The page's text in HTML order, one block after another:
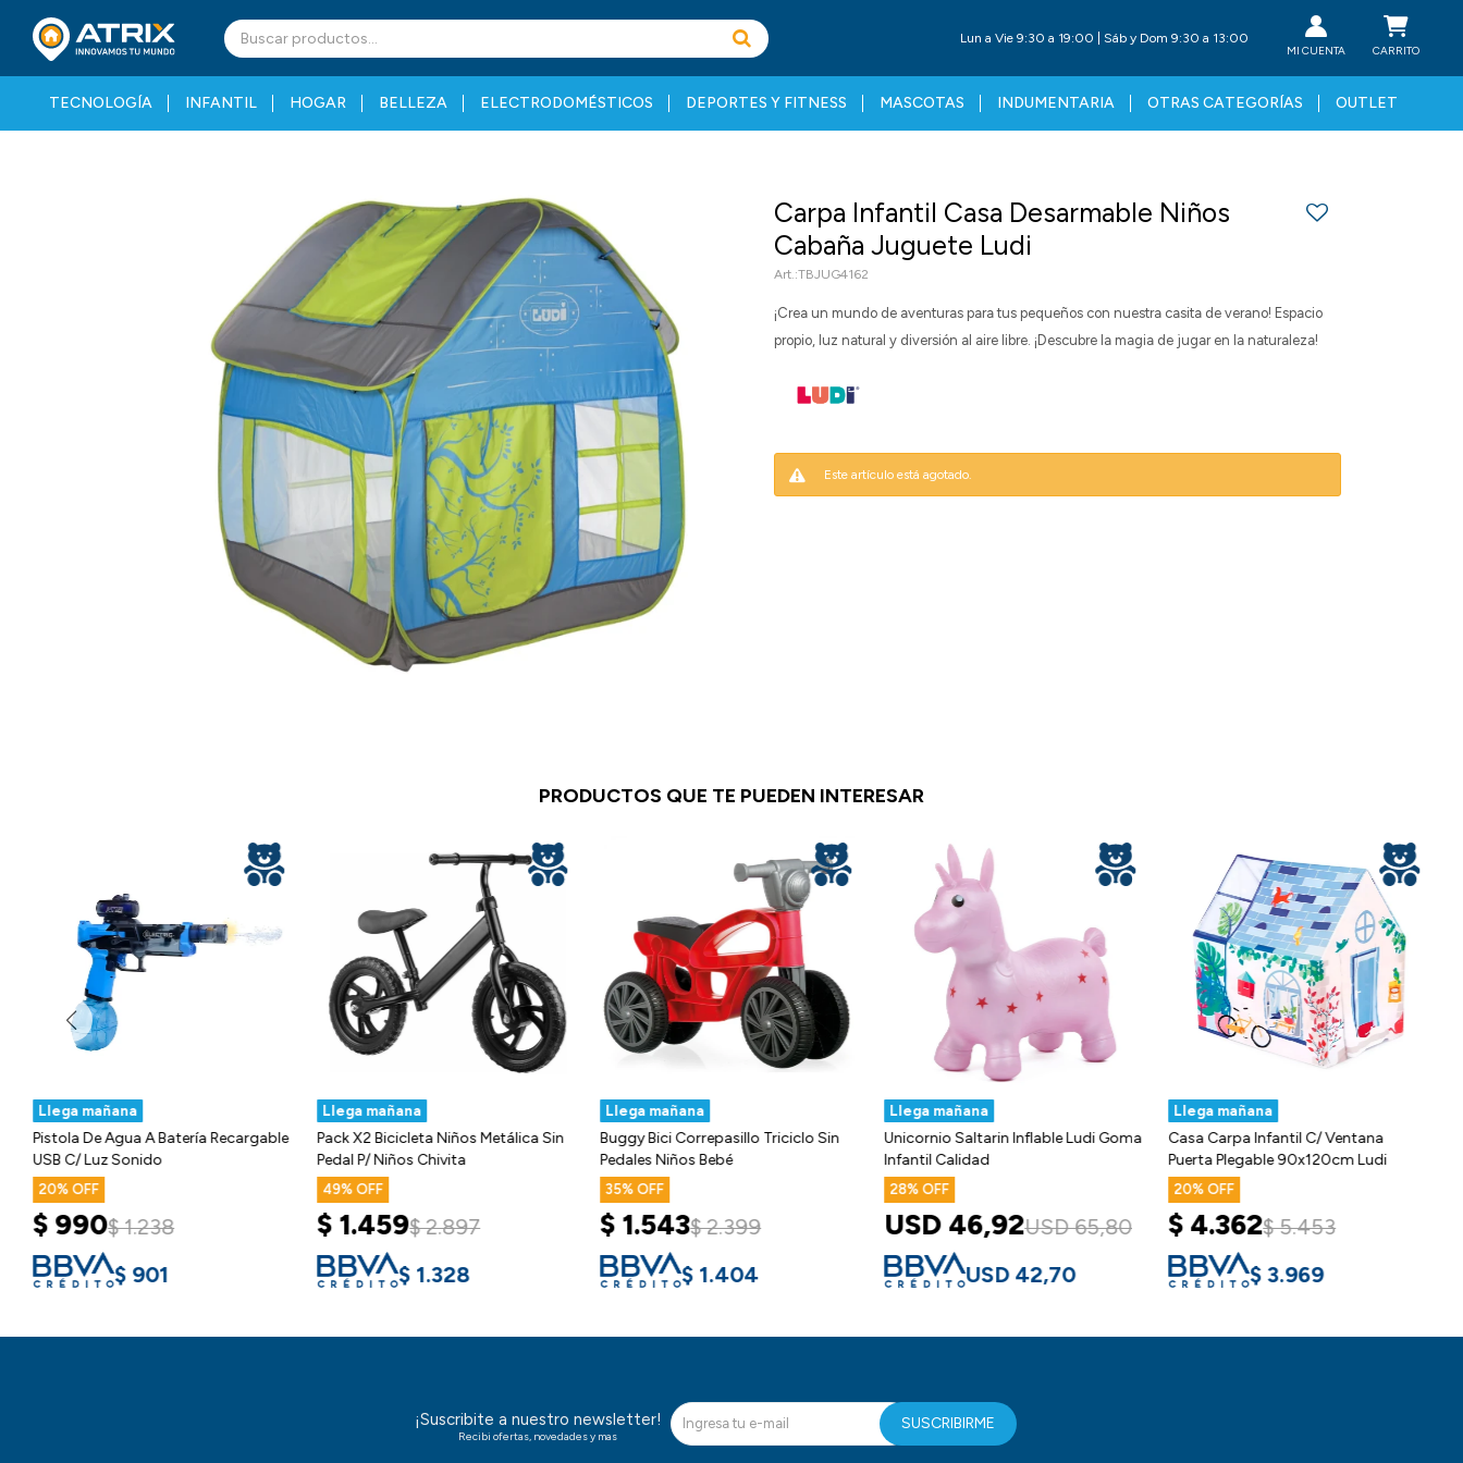
TECNOLOGÍA INFANTIL HOGAR BELLEZA ELECTRODOMÉSTICOS DEPORTES Y FITNESS MASCOTAS INDUMENTARIA OTRAS CATEGORÍAS OUTLET
Lun a Vie 9:30 a 19:00 | Sáb y Dom 9:30 a 13:00
Carpa Infantil Casa Desarmable Niños
Cabaña Juguete Ludi
TBJUG4162
¡Crea un mundo de aventuras para tus pequeños con nuestra casita de verano! Espacio
propio, luz natural y diversión al aire libre. ¡Descubre la magia de jugar en la naturaleza!
Este artículo está agotado.
PRODUCTOS QUE TE PUEDEN INTERESAR
Llega mañana
Pistola De Agua A Batería Recargable
USB C/ Luz Sonido
20
$ 990$ 1.238
$ 901
Llega mañana
Pack X2 Bicicleta Niños Metálica Sin
Pedal P/ Niños Chivita
49
$ 1.459$ 2.897
$ 1.328
Llega mañana
Buggy Bici Correpasillo Triciclo Sin
Pedales Niños Bebé
35
$ 1.543$ 2.399
$ 1.404
Llega mañana
Unicornio Saltarin Inflable Ludi Goma
Infantil Calidad
28
USD 46,92USD 65,80
USD 42,70
Llega mañana
Casa Carpa Infantil C/ Ventana
Puerta Plegable 90x120cm Ludi
20
$ 4.362$ 5.453
$ 3.969
¡Suscribite a nuestro newsletter!
Recibi ofertas, novedades y mas
SUSCRIBIRME